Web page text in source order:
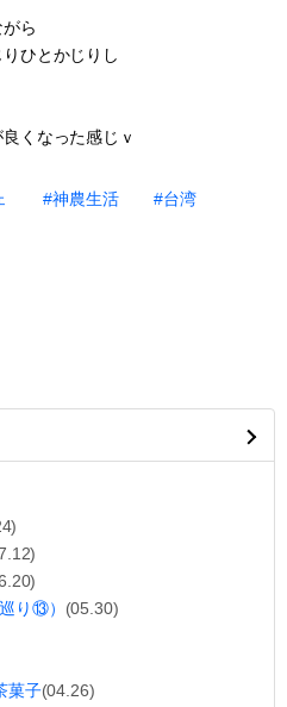
ら
ひとかじりし
くなった感じｖ
#神農生活 #台湾
り⑬） (05.30)
菓子(04.26)